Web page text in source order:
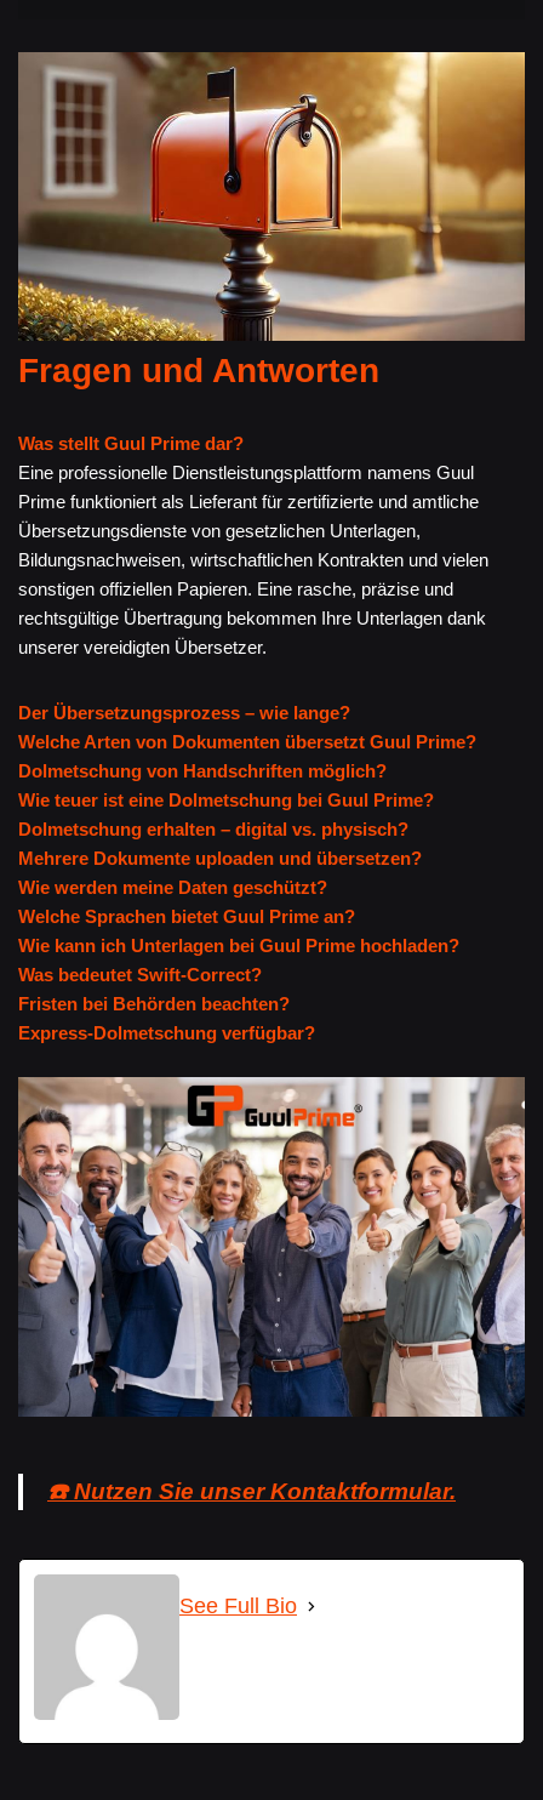
Fragen und Antworten
Was stellt Guul Prime dar?
Eine professionelle Dienstleistungsplattform namens Guul
Prime funktioniert als Lieferant für zertifizierte und amtliche
Übersetzungsdienste von gesetzlichen Unterlagen,
Bildungsnachweisen, wirtschaftlichen Kontrakten und vielen
sonstigen offiziellen Papieren. Eine rasche, präzise und
rechtsgültige Übertragung bekommen Ihre Unterlagen dank
unserer vereidigten Übersetzer.
Der Übersetzungsprozess – wie lange?
Welche Arten von Dokumenten übersetzt Guul Prime?
Dolmetschung von Handschriften möglich?
Wie teuer ist eine Dolmetschung bei Guul Prime?
Dolmetschung erhalten – digital vs. physisch?
Mehrere Dokumente uploaden und übersetzen?
Wie werden meine Daten geschützt?
Welche Sprachen bietet Guul Prime an?
Wie kann ich Unterlagen bei Guul Prime hochladen?
Was bedeutet Swift-Correct?
Fristen bei Behörden beachten?
Express-Dolmetschung verfügbar?
☎️ Nutzen Sie unser Kontaktformular.
See Full Bio